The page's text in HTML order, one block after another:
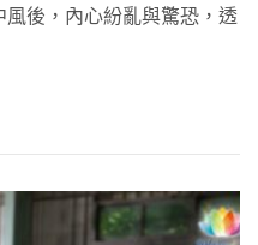
後，內心紛亂與驚恐，透